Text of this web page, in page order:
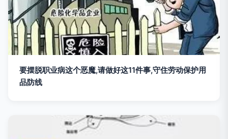
要摆脱职业病这个恶魔,请做好这11件事,守住劳动保护用
品防线